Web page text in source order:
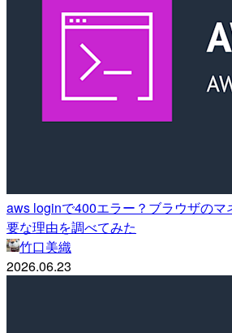
aws loginで400エラー？ブラウザの
要な理由を調べてみた
竹口美織
2026.06.23